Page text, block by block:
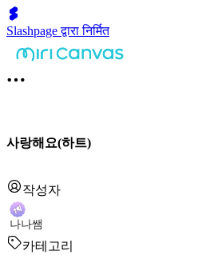
Slashpage द्वारा निर्मित
사랑해요(하트)
작성자
나나쌤
카테고리